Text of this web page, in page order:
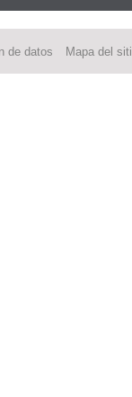
de datos Mapa del